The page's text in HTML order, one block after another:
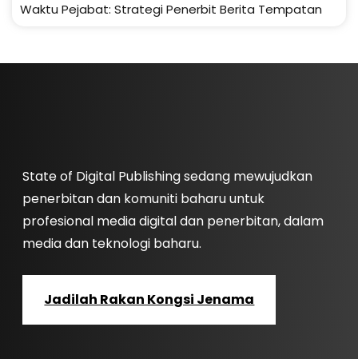
Waktu Pejabat: Strategi Penerbit Berita Tempatan
State of Digital Publishing sedang mewujudkan
penerbitan dan komuniti baharu untuk
profesional media digital dan penerbitan, dalam
media dan teknologi baharu.
Jadilah Rakan Kongsi Jenama